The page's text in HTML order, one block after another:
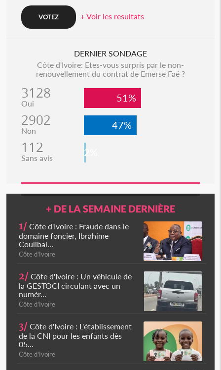
+ Voir les resultats
DERNIER SONDAGE
Côte d'Ivoire: Etes-vous surpris par le non-
renouvellement du contrat de Emerse Faé ?
3128
Oui 51%
2902
Non 47%
112
Sans avis 2%
+ DE LA SEMAINE DERNIÈRE
1/ Côte d'Ivoire : Fraude dans le
domaine foncier, Ibrahime
Coulibal...
Côte d'Ivoire
2/ Côte d'Ivoire : Un véhicule de
la GESTOCI circulant avec un
numér...
Côte d'Ivoire
3/ Côte d'Ivoire : L'établissement
de la CNI pour les enfants dès
05...
Côte d'Ivoire